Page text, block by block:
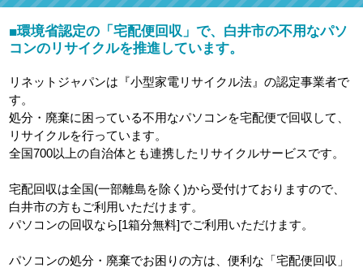
■環境省認定の「宅配便回収」で、白井市の不用なパソ
コンのリサイクルを推進しています。
リネットジャパンは『小型家電リサイクル法』の認定事業者で
す。
処分・廃棄に困っている不用なパソコンを宅配便で回収して、
リサイクルを行っています。
全国700以上の自治体とも連携したリサイクルサービスです。
宅配回収は全国(一部離島を除く)から受付けておりますので、
白井市の方もご利用いただけます。
パソコンの回収なら[1箱分無料]でご利用いただけます。
パソコンの処分・廃棄でお困りの方は、便利な「宅配便回収」